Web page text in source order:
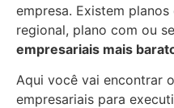
empresa. Existem
regional, plano com ou
empresariais mais
Aqui você vai encontrar
empresariais para